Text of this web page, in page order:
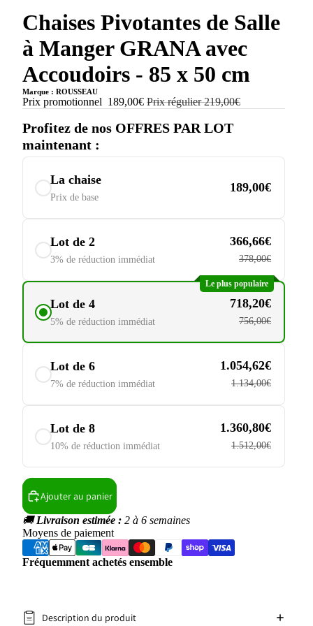
Chaises Pivotantes de Salle
à Manger GRANA avec
Accoudoirs - 85 x 50 cm
Marque : ROUSSEAU
Prix promotionnel 189,00€ Prix régulier219,00€
Profitez de nos OFFRES PAR LOT
maintenant :
La chaise
Prix de base
189,00€
Lot de 2
3% de réduction immédiat
366,66€
378,00€
Le plus populaire
Lot de 4
5% de réduction immédiat
718,20€
756,00€
Lot de 6
7% de réduction immédiat
1.054,62€
1.134,00€
Lot de 8
10% de réduction immédiat
1.360,80€
1.512,00€
Ajouter au panier
🚚Livraison estimée : 2 à 6 semaines
Moyens de paiement
Fréquemment achetés ensemble
Description du produit